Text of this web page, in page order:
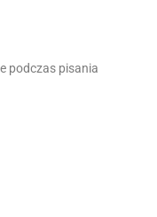
podczas pisania